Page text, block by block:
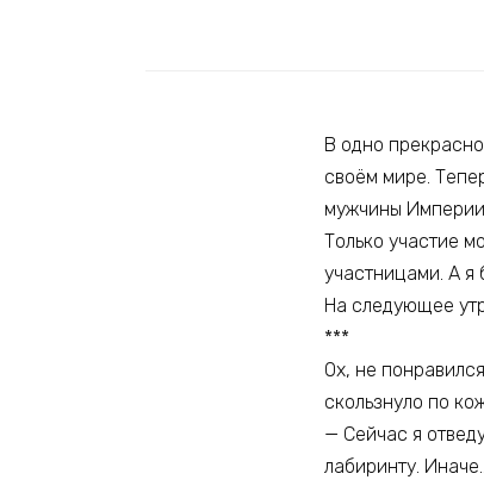
В одно
своём мире.
мужчины
Только участие
участницами. А я
На следующее
***
Ох, не
скользнуло по
— Сейчас я
лабиринту.